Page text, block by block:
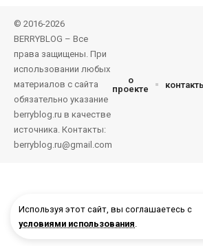
Используя этот сайт, вы соглашаетесь с
условиями использования.
© 2016-2026
BERRYBLOG – Все
права защищены. При
использовании любых
материалов с сайта
обязательно указание
berryblog.ru в качестве
источника. Контакты:
berryblog.ru@gmail.com
о
проекте